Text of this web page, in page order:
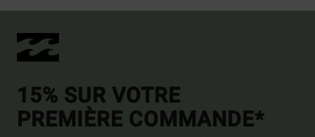
15% SUR VOTRE
PREMIÈRE COMMANDE*